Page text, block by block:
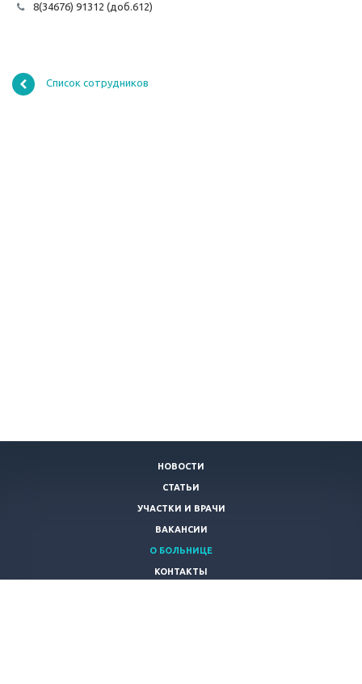
8(34676) 91312 (доб.612)
Список сотрудников
НОВОСТИ
СТАТЬИ
УЧАСТКИ И ВРАЧИ
ВАКАНСИИ
О БОЛЬНИЦЕ
КОНТАКТЫ